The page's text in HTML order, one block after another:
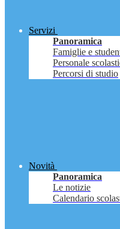
Servizi
Panoramica
Famiglie e
Personale
Percorsi di studio
Novità
Panoramica
Le notizie
Calendario